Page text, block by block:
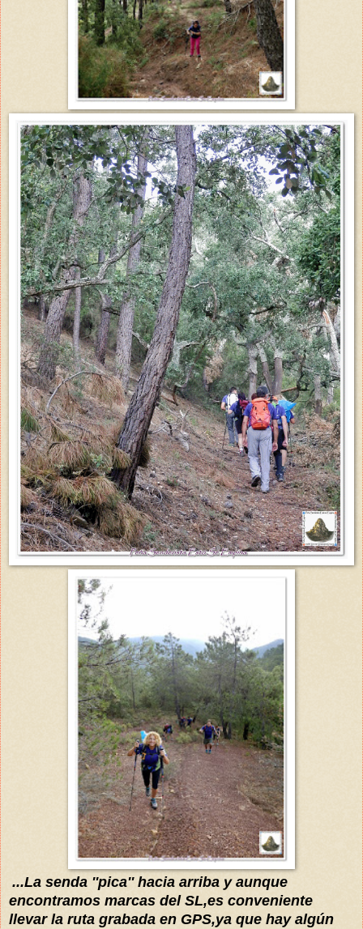
...La senda ''pica'' hacia arriba y aunque
encontramos marcas del SL,es conveniente
llevar la ruta grabada en GPS,ya que hay algún